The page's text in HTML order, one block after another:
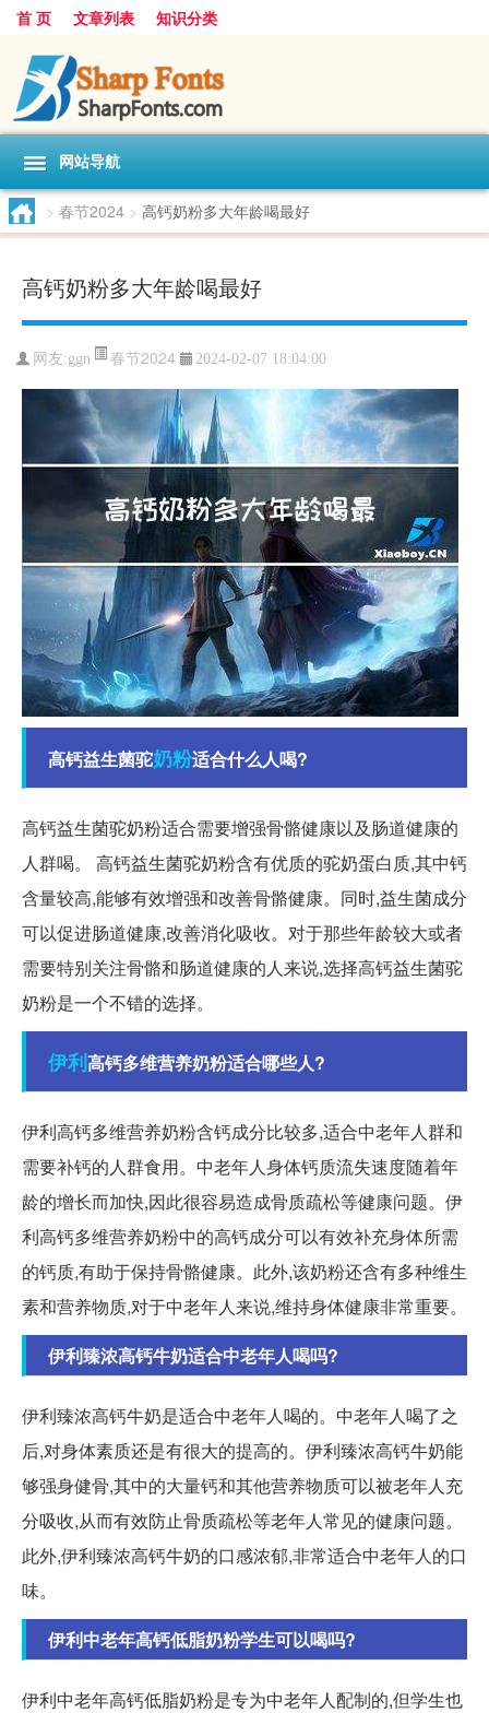
首 页 文章列表 知识分类
网站导航
> 春节2024 > 高钙奶粉多大年龄喝最好
高钙奶粉多大年龄喝最好
网友:ggn 春节2024 2024-02-07 18:04:00
高钙益生菌驼奶粉适合什么人喝?
高钙益生菌驼奶粉适合需要增强骨骼健康以及肠道健康的
人群喝。 高钙益生菌驼奶粉含有优质的驼奶蛋白质,其中钙
含量较高,能够有效增强和改善骨骼健康。同时,益生菌成分
可以促进肠道健康,改善消化吸收。对于那些年龄较大或者
需要特别关注骨骼和肠道健康的人来说,选择高钙益生菌驼
奶粉是一个不错的选择。
伊利高钙多维营养奶粉适合哪些人?
伊利高钙多维营养奶粉含钙成分比较多,适合中老年人群和
需要补钙的人群食用。中老年人身体钙质流失速度随着年
龄的增长而加快,因此很容易造成骨质疏松等健康问题。伊
利高钙多维营养奶粉中的高钙成分可以有效补充身体所需
的钙质,有助于保持骨骼健康。此外,该奶粉还含有多种维生
素和营养物质,对于中老年人来说,维持身体健康非常重要。
伊利臻浓高钙牛奶适合中老年人喝吗?
伊利臻浓高钙牛奶是适合中老年人喝的。中老年人喝了之
后,对身体素质还是有很大的提高的。伊利臻浓高钙牛奶能
够强身健骨,其中的大量钙和其他营养物质可以被老年人充
分吸收,从而有效防止骨质疏松等老年人常见的健康问题。
此外,伊利臻浓高钙牛奶的口感浓郁,非常适合中老年人的口
味。
伊利中老年高钙低脂奶粉学生可以喝吗?
伊利中老年高钙低脂奶粉是专为中老年人配制的,但学生也